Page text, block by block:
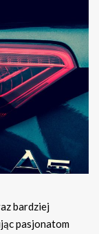
bardziej
pasjonatom